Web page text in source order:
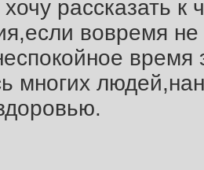
рассказать
вовремя
время
многих